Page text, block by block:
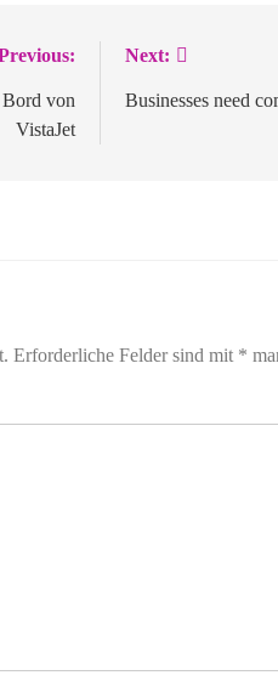
von
VistaJet
Next:
Businesses need
Erforderliche Felder sind mit *